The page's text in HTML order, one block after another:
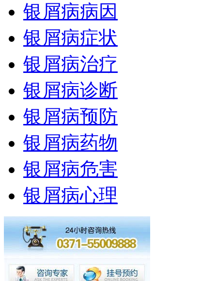
银屑病病因
银屑病症状
银屑病治疗
银屑病诊断
银屑病预防
银屑病药物
银屑病危害
银屑病心理